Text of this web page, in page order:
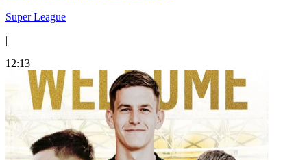
Super League
|
12:13